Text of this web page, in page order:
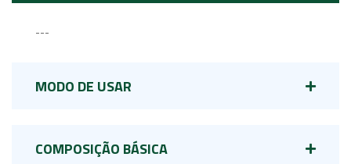
---
MODO DE USAR
COMPOSIÇÃO BÁSICA